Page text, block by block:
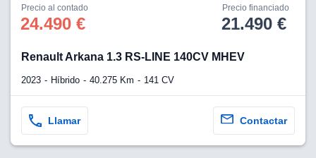
Precio al contado
24.490 €
Precio financiado
21.490 €
Renault Arkana 1.3 RS-LINE 140CV MHEV
2023 Híbrido 40.275 Km 141 CV
Llamar Contactar